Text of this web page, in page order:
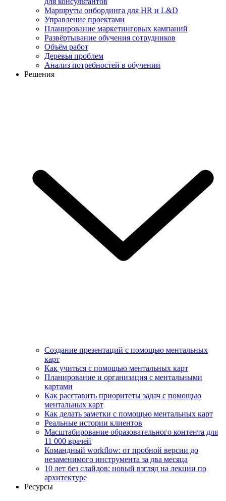
Маршруты онбординга для HR и L&D
Управление проектами
Планирование маркетинговых кампаний
Развёртывание обучения сотрудников
Объём работ
Деревья проблем
Анализ потребностей в обучении
Решения
Создание презентаций с помощью ментальных
карт
Как учиться с помощью ментальных карт
Планирование и организация с ментальными
картами
Как расставить приоритеты задач с помощью
ментальных карт
Как делать заметки с помощью ментальных карт
Реальные истории клиентов
Масштабирование образовательного контента для
11 000 врачей
Командный workflow: от пробной версии до
незаменимого инструмента за два месяца
10 лет без слайдов: новый взгляд на лекции по
архитектуре
Ресурсы